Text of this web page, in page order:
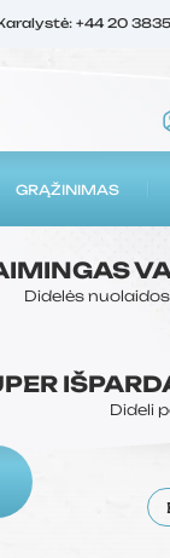
+44 20
GRĄŽINIMAS
Didelės nuolaidos
Dideli